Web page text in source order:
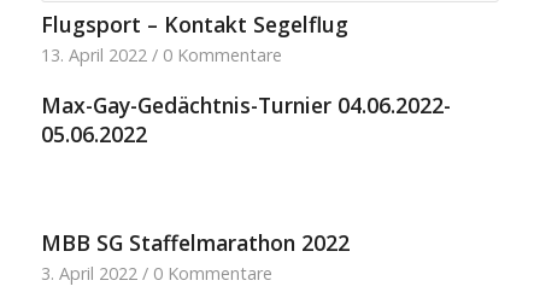
Flugsport – Kontakt Segelflug
13. April 2022 / 0 Kommentare
Max-Gay-Gedächtnis-Turnier 04.06.2022-
05.06.2022
MBB SG Staffelmarathon 2022
3. April 2022 / 0 Kommentare